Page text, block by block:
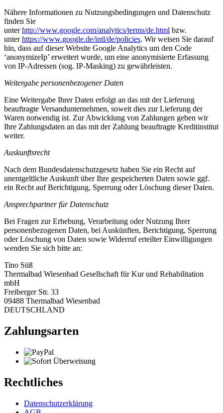
Nähere Informationen zu Nutzungsbedingungen und Datenschutz
finden Sie
unterhttp://www.google.com/analytics/terms/de.html bzw.
unterhttps://www.google.de/intl/de/policies. Wir weisen Sie darauf
hin, dass auf dieser Website Google Analytics um den Code
‘anonymizeIp’ erweitert wurde, um eine anonymisierte Erfassung
von IP-Adressen (sog. IP-Masking) zu gewährleisten.
Weitergabe personenbezogener Daten
Eine Weitergabe Ihrer Daten erfolgt an das mit der Lieferung
beauftragte Versandunternehmen, soweit dies zur Lieferung der
Waren notwendig ist. Zur Abwicklung von Zahlungen geben wir
Ihre Zahlungsdaten an das mit der Zahlung beauftragte Kreditinstitut
weiter.
Auskunftsrecht
Nach dem Bundesdatenschutzgesetz haben Sie ein Recht auf
unentgeltliche Auskunft über Ihre gespeicherten Daten sowie ggf.
ein Recht auf Berichtigung, Sperrung oder Löschung dieser Daten.
Ansprechpartner für Datenschutz
Bei Fragen zur Erhebung, Verarbeitung oder Nutzung Ihrer
personenbezogenen Daten, bei Auskünften, Berichtigung, Sperrung
oder Löschung von Daten sowie Widerruf erteilter Einwilligungen
wenden Sie sich bitte an:
Tino Süß
Thermalbad Wiesenbad Gesellschaft für Kur und Rehabilitation
mbH
Freiberger Str. 33
09488 Thermalbad Wiesenbad
DEUTSCHLAND
Zahlungsarten
Rechtliches
Datenschutzerklärung